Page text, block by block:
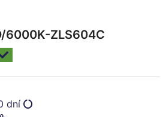
6000K-ZLS604C
dní